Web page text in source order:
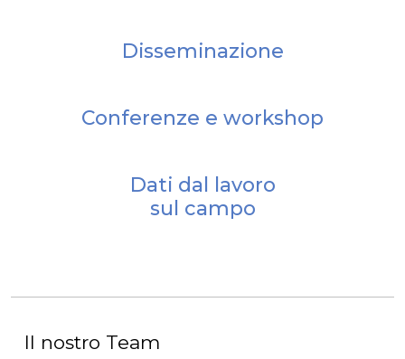
Disseminazione
Conferenze e workshop
Dati dal lavoro
sul campo
Il nostro Team